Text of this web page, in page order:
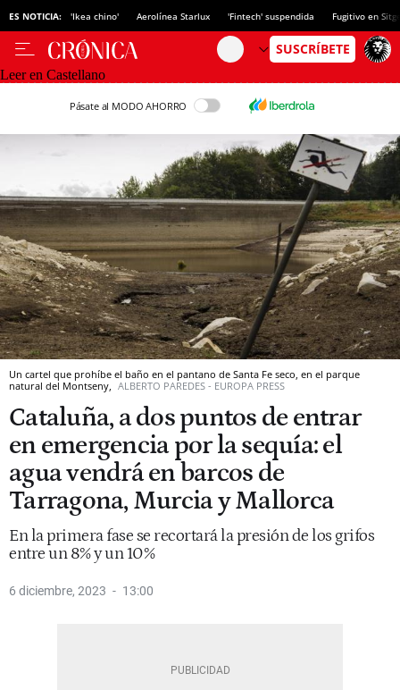
ES NOTICIA: 'Ikea chino' Aerolínea Starlux 'Fintech' suspendida Fugitivo en
Leer en Castellano
Pásate al MODO AHORRO
Un cartel que prohíbe el baño en el pantano de Santa Fe seco, en el parque
natural del Montseny, ALBERTO PAREDES - EUROPA PRESS
Cataluña, a dos puntos de entrar
en emergencia por la sequía: el
agua vendrá en barcos de
Tarragona, Murcia y Mallorca
En la primera fase se recortará la presión de los grifos
entre un 8% y un 10%
6 diciembre, 2023 13:00